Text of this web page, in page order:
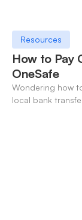
Resources
How to Pay
OneSafe
Wondering how
local bank